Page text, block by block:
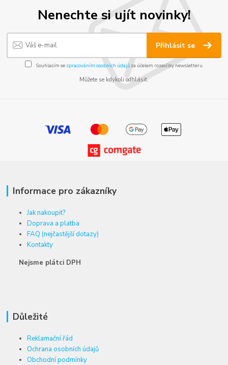
Nenechte si ujít novinky!
Přihlásit se
Souhlasím se zpracováním osobních údajůza účelem rozesílky newsletteru.
Můžete se kdykoli odhlásit.
Informace pro zákazníky
Jak nakoupit?
Doprava a platba
FAQ (nejčastější dotazy)
Kontakty
Nejsme plátci DPH
Důležité
Reklamační řád
Ochrana osobních údajů
Obchodní podmínky